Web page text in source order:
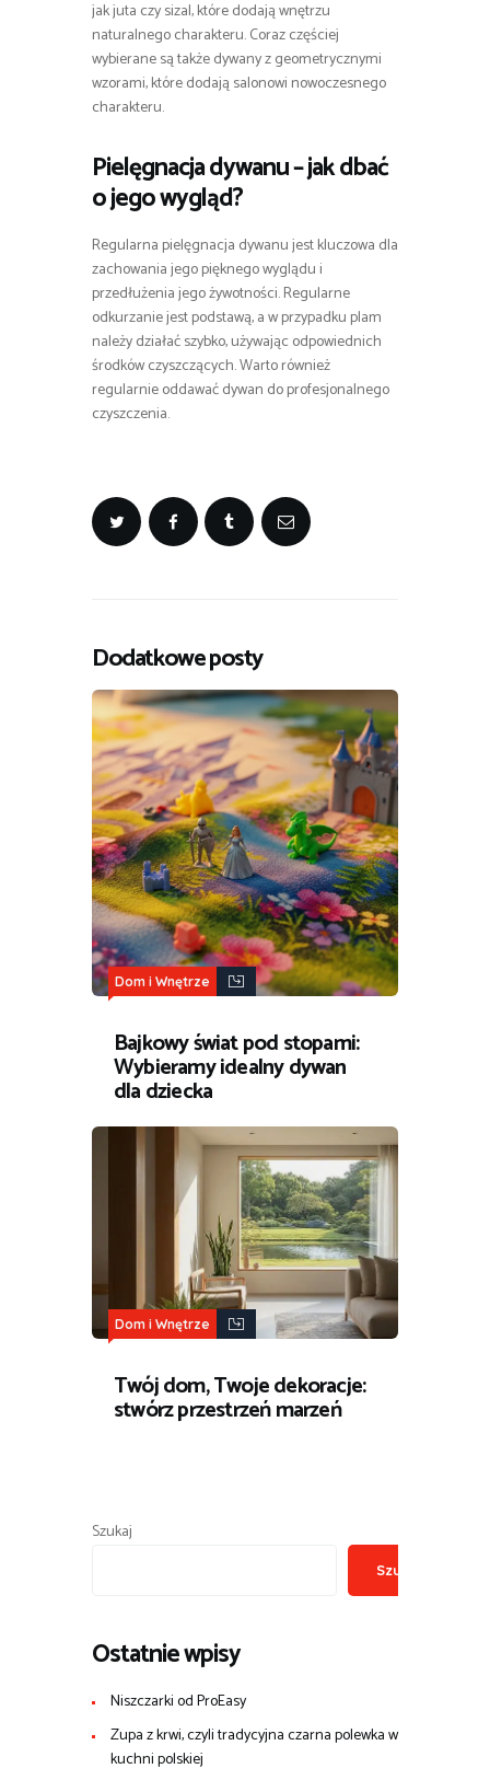
jak juta czy sizal, które dodają wnętrzu
naturalnego charakteru. Coraz częściej
wybierane są także dywany z geometrycznymi
wzorami, które dodają salonowi nowoczesnego
charakteru.
Pielęgnacja dywanu – jak dbać
o jego wygląd?
Regularna pielęgnacja dywanu jest kluczowa dla
zachowania jego pięknego wyglądu i
przedłużenia jego żywotności. Regularne
odkurzanie jest podstawą, a w przypadku plam
należy działać szybko, używając odpowiednich
środków czyszczących. Warto również
regularnie oddawać dywan do profesjonalnego
czyszczenia.
Dodatkowe posty
Dom i Wnętrze
Bajkowy świat pod stopami:
Wybieramy idealny dywan
dla dziecka
Dom i Wnętrze
Twój dom, Twoje dekoracje:
stwórz przestrzeń marzeń
Szukaj
Szukaj
Ostatnie wpisy
Niszczarki od ProEasy
Zupa z krwi, czyli tradycyjna czarna polewka w
kuchni polskiej